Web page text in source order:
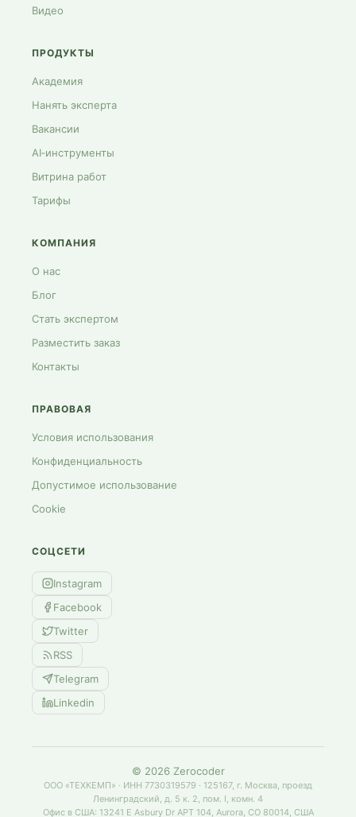
Видео
ПРОДУКТЫ
Академия
Нанять эксперта
Вакансии
AI‑инструменты
Витрина работ
Тарифы
КОМПАНИЯ
О нас
Блог
Стать экспертом
Разместить заказ
Контакты
ПРАВОВАЯ
Условия использования
Конфиденциальность
Допустимое использование
Cookie
СОЦСЕТИ
Instagram
Facebook
Twitter
RSS
Telegram
Linkedin
© 2026 Zerocoder
ООО «ТЕХКЕМП» · ИНН 7730319579 · 125167, г. Москва, проезд
Ленинградский, д. 5 к. 2, пом. I, комн. 4
Офис в США: 13241 E Asbury Dr APT 104, Aurora, CO 80014, США